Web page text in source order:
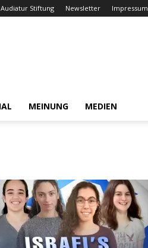
Audiatur Stiftung Newsletter Impressum
MEINUNG MEDIEN